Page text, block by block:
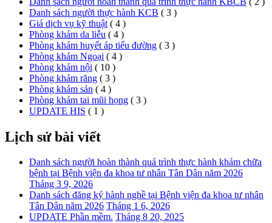
Danh sách người thực hành KCB ( 3 )
Giá dịch vụ kỹ thuật ( 4 )
Phòng khám da liễu ( 4 )
Phòng khám huyết áp tiểu đường ( 3 )
Phòng khám Ngoại ( 4 )
Phòng khám nội ( 10 )
Phòng khám răng ( 3 )
Phòng khám sản ( 4 )
Phòng khám tai mũi họng ( 3 )
UPDATE HIS ( 1 )
Lịch sử bài viết
Danh sách người hoàn thành quá trình thực hành khám chữa
bệnh tại Bệnh viện đa khoa tư nhân Tân Dân năm 2026
Tháng 3 9, 2026
Danh sách đăng ký hành nghề tại Bệnh viện đa khoa tư nhân
Tân Dân năm 2026 Tháng 1 6, 2026
UPDATE Phần mềm. Tháng 8 20, 2025